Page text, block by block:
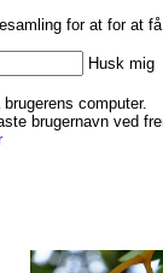
for at for at
Husk mig
computer.
brugernavn ved